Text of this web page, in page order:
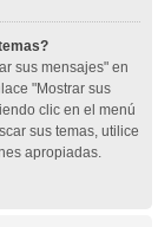
sus mensajes" en
"Mostrar sus
clic en el menú
sus temas, utilice
apropiadas.